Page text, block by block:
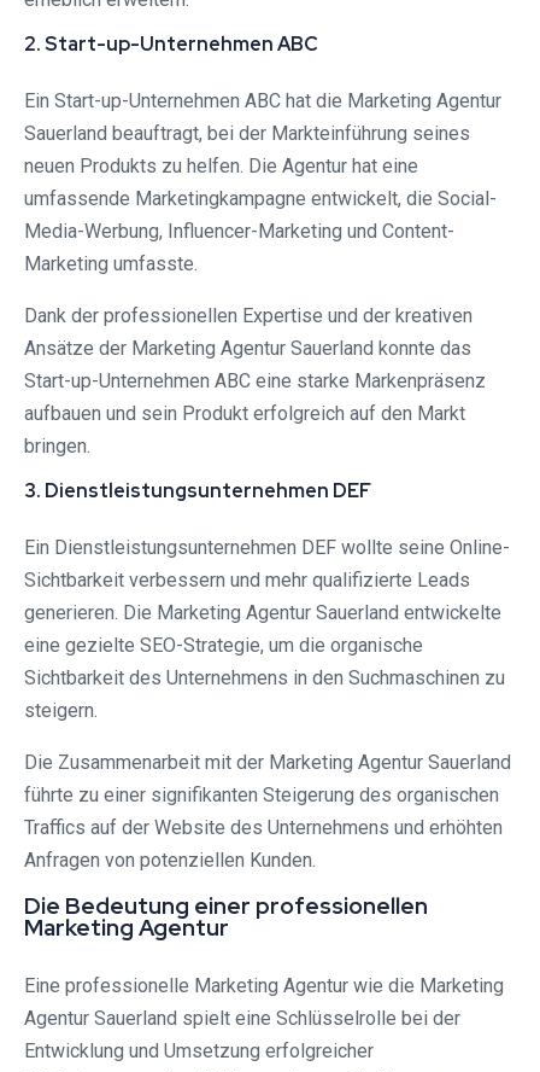
2. Start-up-Unternehmen ABC
Ein Start-up-Unternehmen ABC hat die Marketing Agentur
Sauerland beauftragt, bei der Markteinführung seines
neuen Produkts zu helfen. Die Agentur hat eine
umfassende Marketingkampagne entwickelt, die Social-
Media-Werbung, Influencer-Marketing und Content-
Marketing umfasste.
Dank der professionellen Expertise und der kreativen
Ansätze der Marketing Agentur Sauerland konnte das
Start-up-Unternehmen ABC eine starke Markenpräsenz
aufbauen und sein Produkt erfolgreich auf den Markt
bringen.
3. Dienstleistungsunternehmen DEF
Ein Dienstleistungsunternehmen DEF wollte seine Online-
Sichtbarkeit verbessern und mehr qualifizierte Leads
generieren. Die Marketing Agentur Sauerland entwickelte
eine gezielte SEO-Strategie, um die organische
Sichtbarkeit des Unternehmens in den Suchmaschinen zu
steigern.
Die Zusammenarbeit mit der Marketing Agentur Sauerland
führte zu einer signifikanten Steigerung des organischen
Traffics auf der Website des Unternehmens und erhöhten
Anfragen von potenziellen Kunden.
Die Bedeutung einer professionellen
Marketing Agentur
Eine professionelle Marketing Agentur wie die Marketing
Agentur Sauerland spielt eine Schlüsselrolle bei der
Entwicklung und Umsetzung erfolgreicher